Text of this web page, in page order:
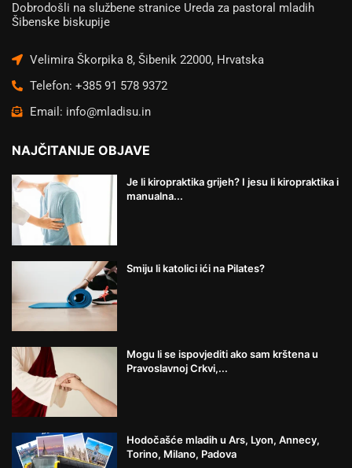
Dobrodošli na službene stranice Ureda za pastoral mladih
Šibenske biskupije
Velimira Škorpika 8, Šibenik 22000, Hrvatska
Telefon: +385 91 578 9372
Email: info@mladisu.in
NAJČITANIJE OBJAVE
Je li kiropraktika grijeh? I jesu li kiropraktika i
manualna...
Smiju li katolici ići na Pilates?
Mogu li se ispovjediti ako sam krštena u
Pravoslavnoj Crkvi,...
Hodočašće mladih u Ars, Lyon, Annecy,
Torino, Milano, Padova